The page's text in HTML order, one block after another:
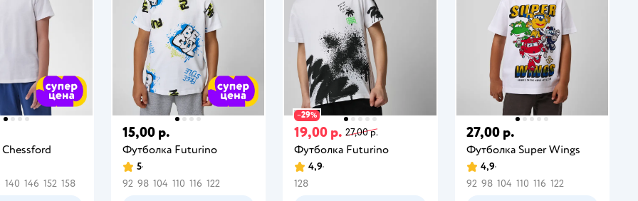
140 146 152 158
15,00 р.
Футболка Futurino
5
92 98 104 110 116 122
−29%
19,00 р. 27,00 р.
Футболка Futurino
4,9
128
27,00 р.
Футболка Super Wings
4,9
92 98 104 110 116 122